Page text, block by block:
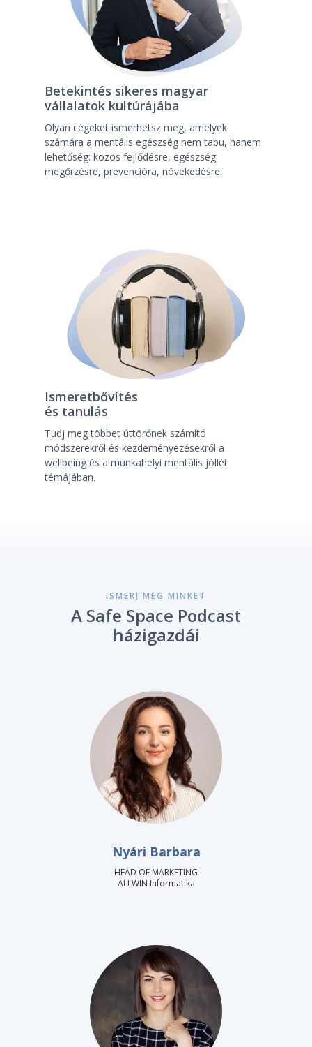
Betekintés sikeres magyar
vállalatok kultúrájába
Olyan cégeket ismerhetsz meg, amelyek
számára a mentális egészség nem tabu, hanem
lehetőség: közös fejlődésre, egészség
megőrzésre, prevencióra, növekedésre.
Ismeretbővítés
és tanulás
Tudj meg többet úttörőnek számító
módszerekről és kezdeményezésekről a
wellbeing és a munkahelyi mentális jóllét
témájában.
ISMERJ MEG MINKET
A Safe Space Podcast
házigazdái
Nyári Barbara
HEAD OF MARKETING
ALLWIN Informatika